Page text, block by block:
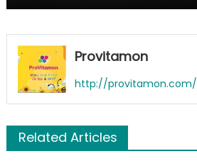
Provitamon
http://provitamon.com/
Related Articles